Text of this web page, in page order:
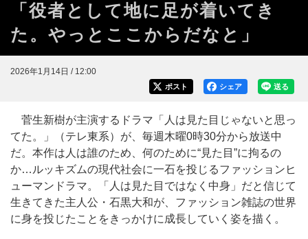
「役者として地に足が着いてき
た。やっとここからだなと」
2026年1月14日 / 12:00
送る
シェア
ポスト
菅生新樹が主演するドラマ「人は見た目じゃないと思っ
てた。」（テレ東系）が、毎週木曜0時30分から放送中
だ。本作は人は誰のため、何のために“見た目”に拘るの
か…ルッキズムの現代社会に一石を投じるファッションヒ
ューマンドラマ。「人は見た目ではなく中身」だと信じて
生きてきた主人公・石黒大和が、ファッション雑誌の世界
に身を投じたことをきっかけに成長していく姿を描く。